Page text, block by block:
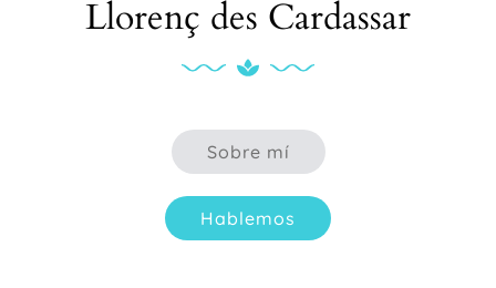
Llorenç des Cardassar
Sobre mí
Hablemos